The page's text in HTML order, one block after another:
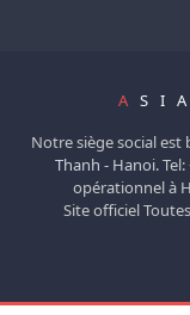
A
Notre siège social est
Thanh - Hanoi.Tel:
opérationnel à
Site officiel